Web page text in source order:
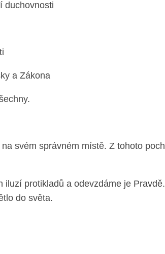
duchovnosti
a Zákona
svém správném místě. Z tohoto
protikladů a odevzdáme je
do světa.